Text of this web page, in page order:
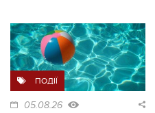
ПОДІЇ
05.08.26